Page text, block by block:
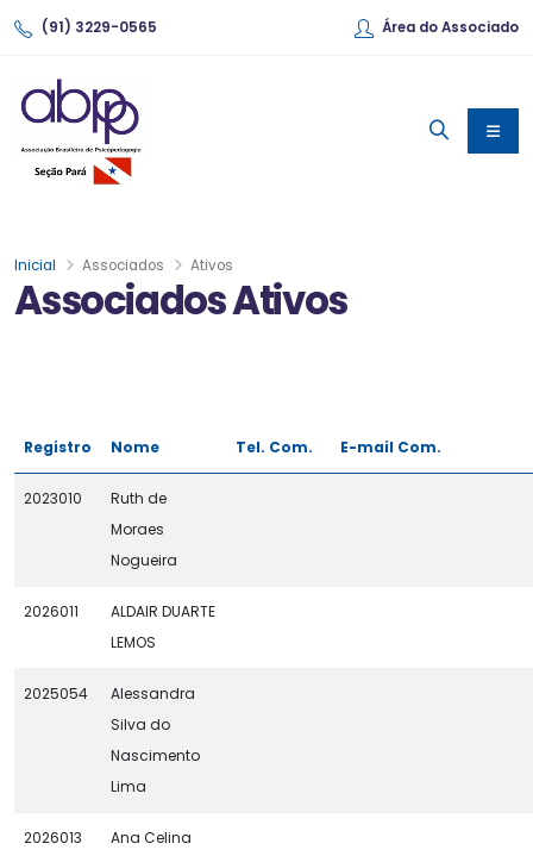
(91) 3229-0565 Área do Associado
Associados Ativos
Inicial Associados Ativos
Registro Nome Tel. Com. E-mail Com.
2023010
Ruth de
Moraes
Nogueira
2026011
ALDAIR DUARTE
LEMOS
2025054
Alessandra
Silva do
Nascimento
Lima
2026013
Ana Celina